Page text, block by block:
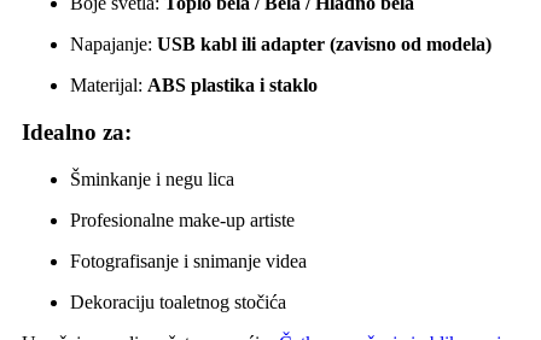
Napajanje: USB kabl ili adapter (zavisno od modela)
Materijal: ABS plastika i staklo
Idealno za:
Šminkanje i negu lica
Profesionalne make-up artiste
Fotografisanje i snimanje videa
Dekoraciju toaletnog stočića